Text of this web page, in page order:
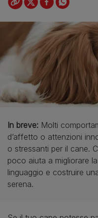
In breve: Molti
d’affetto o attenzioni
o stressanti per il cane.
poco aiuta a migliorare
linguaggio e costruire
serena.